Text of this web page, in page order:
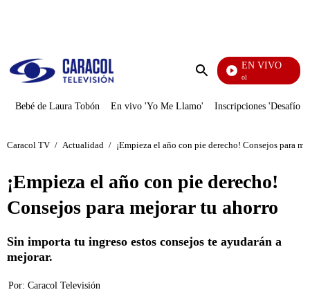
Enviar
EN VIVO
Noticias Caracol
Bebé de Laura Tobón En vivo 'Yo Me Llamo' Inscripciones 'Desafío'
Caracol TV / Actualidad / ¡Empieza el año con pie derecho! Consejos para
¡Empieza el año con pie derecho!
Consejos para mejorar tu ahorro
Sin importa tu ingreso estos consejos te ayudarán a
mejorar.
Por: Caracol Televisión